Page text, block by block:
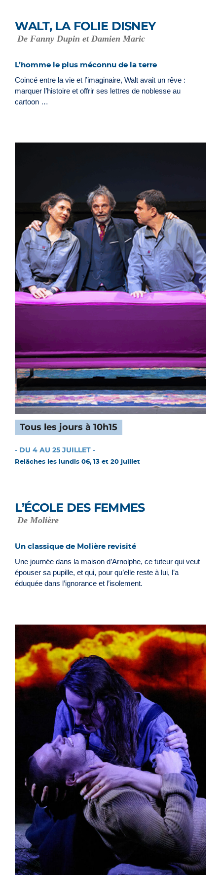
WALT, LA FOLIE DISNEY
De Fanny Dupin et Damien Maric
L’homme le plus méconnu de la terre
Coincé entre la vie et l’imaginaire, Walt avait un rêve :
marquer l’histoire et offrir ses lettres de noblesse au
cartoon …
Tous les jours à 10h15
- DU 4 AU 25 JUILLET -
Relâches les lundis 06, 13 et 20 juillet
L’ÉCOLE DES FEMMES
De Molière
Un classique de Molière revisité
Une journée dans la maison d’Arnolphe, ce tuteur qui veut
épouser sa pupille, et qui, pour qu’elle reste à lui, l’a
éduquée dans l’ignorance et l’isolement.